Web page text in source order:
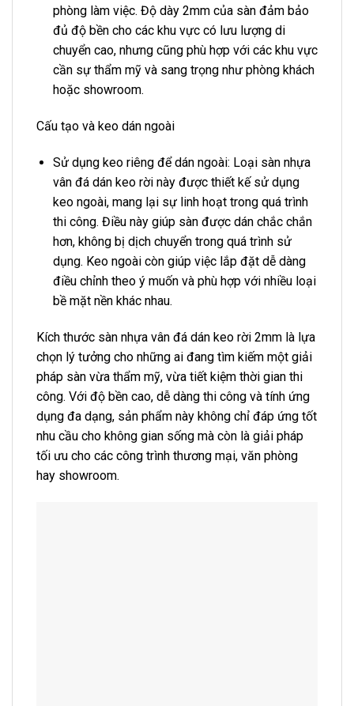
phòng làm việc. Độ dày 2mm của sàn đảm bảo
đủ độ bền cho các khu vực có lưu lượng di
chuyển cao, nhưng cũng phù hợp với các khu vực
cần sự thẩm mỹ và sang trọng như phòng khách
hoặc showroom.
Cấu tạo và keo dán ngoài
Sử dụng keo riêng để dán ngoài: Loại sàn nhựa
vân đá dán keo rời này được thiết kế sử dụng
keo ngoài, mang lại sự linh hoạt trong quá trình
thi công. Điều này giúp sàn được dán chắc chắn
hơn, không bị dịch chuyển trong quá trình sử
dụng. Keo ngoài còn giúp việc lắp đặt dễ dàng
điều chỉnh theo ý muốn và phù hợp với nhiều loại
bề mặt nền khác nhau.
Kích thước sàn nhựa vân đá dán keo rời 2mm là lựa
chọn lý tưởng cho những ai đang tìm kiếm một giải
pháp sàn vừa thẩm mỹ, vừa tiết kiệm thời gian thi
công. Với độ bền cao, dễ dàng thi công và tính ứng
dụng đa dạng, sản phẩm này không chỉ đáp ứng tốt
nhu cầu cho không gian sống mà còn là giải pháp
tối ưu cho các công trình thương mại, văn phòng
hay showroom.